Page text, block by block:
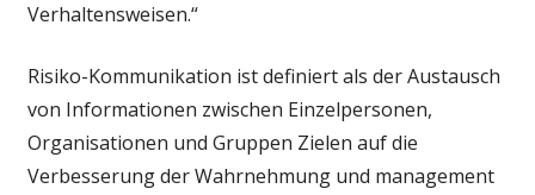
Verhaltensweisen.“
Risiko-Kommunikation ist definiert als der Austausch
von Informationen zwischen Einzelpersonen,
Organisationen und Gruppen Zielen auf die
Verbesserung der Wahrnehmung und management